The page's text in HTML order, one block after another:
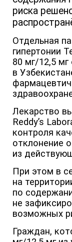
риска
Отдельная
гипертонии
80 мг/12,5 мг
в
Лекарство
Reddy’s
контроля
отклонение
из
При этом в
на
по
не
возможных
Граждан,